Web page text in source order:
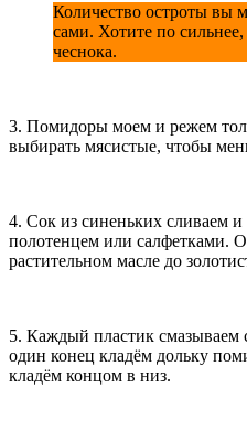
Количество остроты вы
сами. Хотите по
чеснока.
3. Помидоры моем и режем
выбирать мясистые, чтобы
4. Сок из синеньких сливаем
полотенцем или салфетками.
растительном масле до
5. Каждый пластик смазываем
один конец кладём дольку
кладём концом в низ.